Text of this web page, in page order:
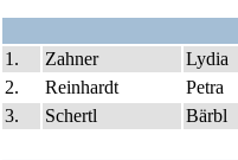
1. Zahner
Lydia
2.
Reinhardt
Petra
3.
Schertl Bärbl